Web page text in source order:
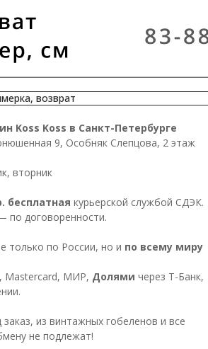
возврат
Koss Koss в Санкт-Петербурге
9, Особняк Слепцова, 2 этаж
вторник
бесплатная курьерской службой СДЭК.
по договоренности.
только по России, но и по всему миру
Mastercard, МИР, Долями через Т-Банк,
из винтажных гобеленов и все
не подлежат!